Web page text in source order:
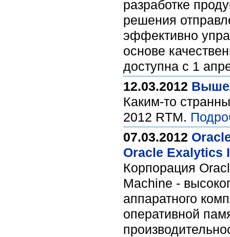
разработке
решения
эффективно
основе
доступна с 1
12.03.2012
Каким-то
2012 RTM.
07.03.2012
Oracle Exalytics
Корпорация
Machine -
аппаратного
оперативной